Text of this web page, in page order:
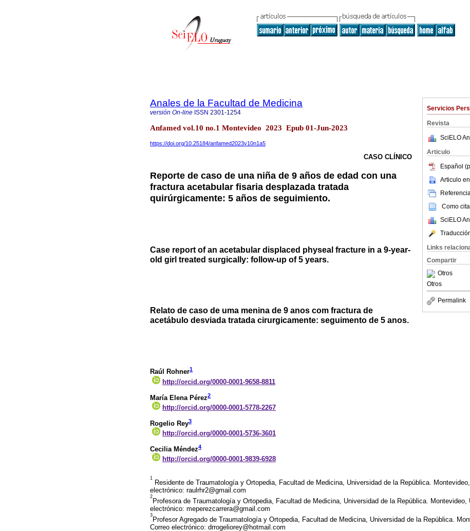
Servicios
Revista
SciELO
Articulo
Español
Articulo en
Como
SciELO
Links
Compartir
Otros
Otros
Permalink
Anales de la Facultad de Medicina
versión On-line ISSN 2301-1254
Anfamed vol.10 no.1 Montevideo 2023 Epub 01-Jun-2023
https://doi.org/10.25184/anfamed2023v10n1a5
CASO CLÍNICO
Reporte de caso de una niña de 9 años de edad con una
fractura acetabular fisaria desplazada tratada
quirúrgicamente: 5 años de seguimiento.
Case report of an acetabular displaced physeal fracture in a 9-year-
old girl treated surgically: follow-up of 5 years.
Relato de caso de uma menina de 9 anos com fractura de
acetábulo desviada tratada cirurgicamente: seguimento de 5 anos.
Raúl Rohner1
http://orcid.org/0000-0001-9658-8811
María Elena Pérez2
http://orcid.org/0000-0001-5778-2267
Rogelio Rey3
http://orcid.org/0000-0001-5736-3601
Cecilia Méndez4
http://orcid.org/0000-0001-9839-6928
1
Residente de Traumatología y Ortopedia, Facultad de Medicina, Universidad de la República.
electrónico: raulrhr2@gmail.com
2
Profesora de Traumatología y Ortopedia, Facultad de Medicina, Universidad de la República. Montevideo,
electrónico: meperezcarrera@gmail.com
3
Profesor Agregado de Traumatología y Ortopedia, Facultad de Medicina, Universidad de la República.
Correo electrónico: drrogeliorey@hotmail.com